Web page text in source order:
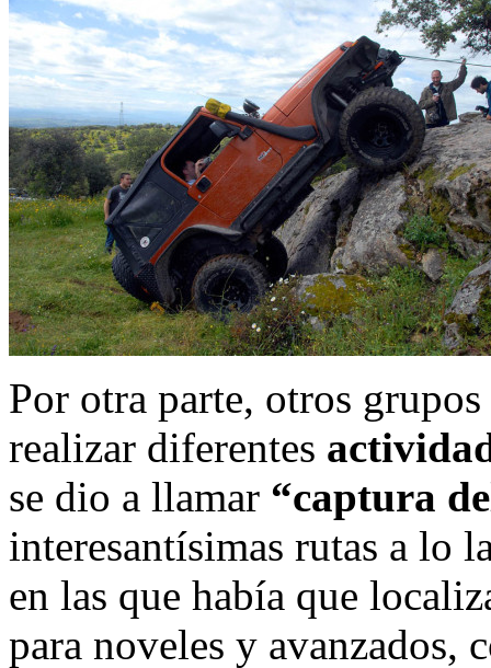
Por otra parte, otros
realizar diferentes
se dio a llamar “captura
interesantísimas rutas a lo
en las que había que
para noveles y avanzados,